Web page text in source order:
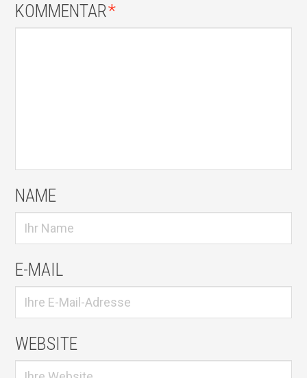
KOMMENTAR*
NAME
E-MAIL
WEBSITE